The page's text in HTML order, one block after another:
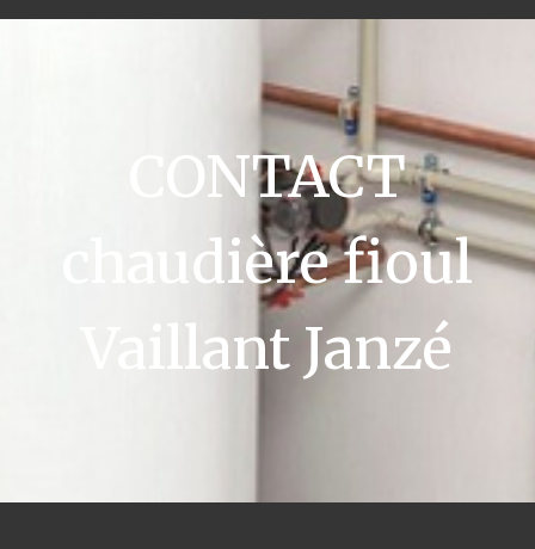
CONTACT
chaudière fioul
Vaillant Janzé